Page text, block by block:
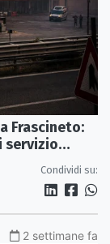
Frascineto:
servizio
Condividi su:
2 settimane fa